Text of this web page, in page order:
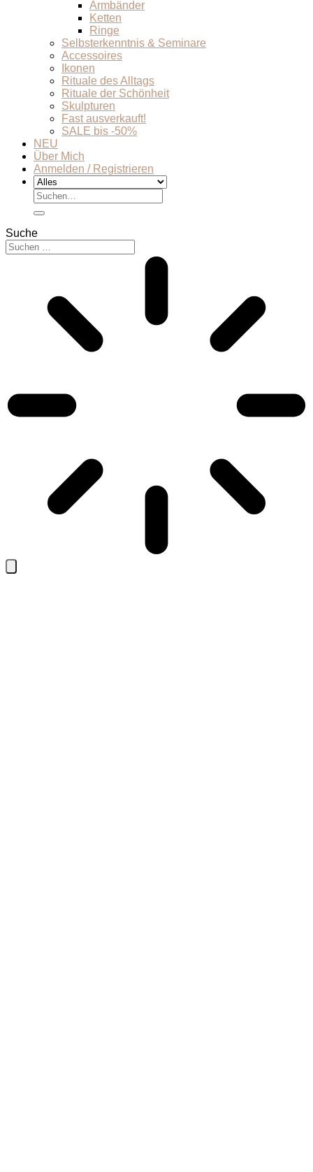
Armbänder
Ketten
Ringe
Selbsterkenntnis & Seminare
Accessoires
Ikonen
Rituale des Alltags
Rituale der Schönheit
Skulpturen
Fast ausverkauft!
SALE bis -50%
NEU
Über Mich
Anmelden / Registrieren
Suchen
nach:
Suche